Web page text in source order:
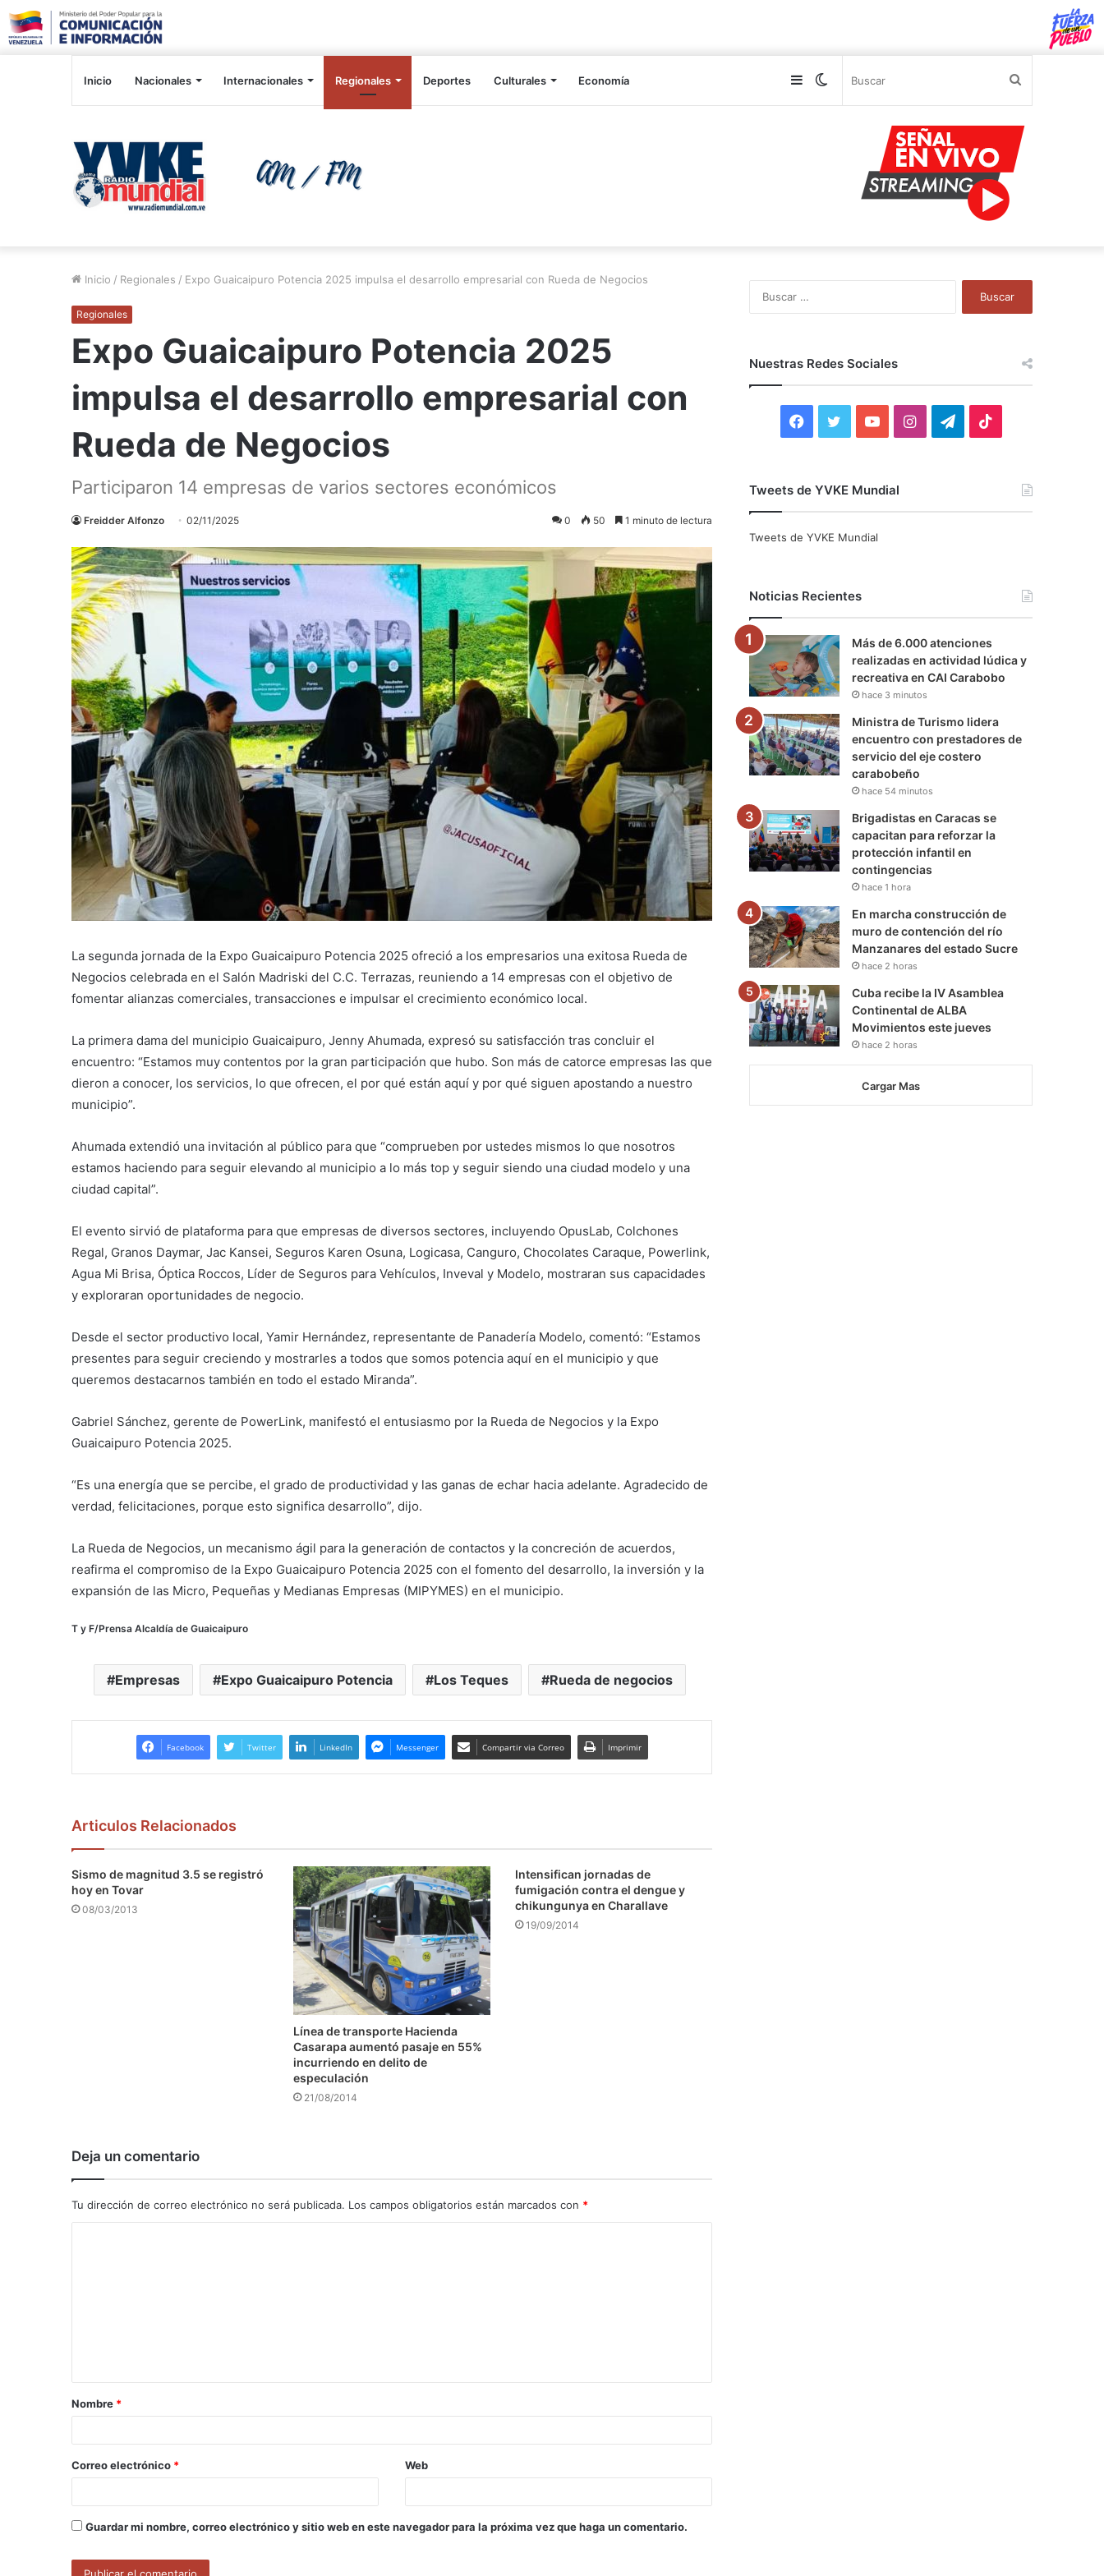
Inicio Nacionales Internacionales Regionales Deportes Culturales Economía Switch
Sidebar
Inicio / Regionales / Expo Guaicaipuro Potencia 2025 impulsa el desarrollo empresarial con Rueda de Negocios
Regionales
Expo Guaicaipuro Potencia 2025
impulsa el desarrollo empresarial con
Rueda de Negocios
Participaron 14 empresas de varios sectores económicos
Freidder Alfonzo 02/11/2025 0 50 1 minuto de lectura
La segunda jornada de la Expo Guaicaipuro Potencia 2025 ofreció a los empresarios una exitosa Rueda de
Negocios celebrada en el Salón Madriski del C.C. Terrazas, reuniendo a 14 empresas con el objetivo de
fomentar alianzas comerciales, transacciones e impulsar el crecimiento económico local.
La primera dama del municipio Guaicaipuro, Jenny Ahumada, expresó su satisfacción tras concluir el
encuentro: “Estamos muy contentos por la gran participación que hubo. Son más de catorce empresas las que
dieron a conocer, los servicios, lo que ofrecen, el por qué están aquí y por qué siguen apostando a nuestro
municipio”.
Ahumada extendió una invitación al público para que “comprueben por ustedes mismos lo que nosotros
estamos haciendo para seguir elevando al municipio a lo más top y seguir siendo una ciudad modelo y una
ciudad capital”.
El evento sirvió de plataforma para que empresas de diversos sectores, incluyendo OpusLab, Colchones
Regal, Granos Daymar, Jac Kansei, Seguros Karen Osuna, Logicasa, Canguro, Chocolates Caraque, Powerlink,
Agua Mi Brisa, Óptica Roccos, Líder de Seguros para Vehículos, Inveval y Modelo, mostraran sus capacidades
y exploraran oportunidades de negocio.
Desde el sector productivo local, Yamir Hernández, representante de Panadería Modelo, comentó: “Estamos
presentes para seguir creciendo y mostrarles a todos que somos potencia aquí en el municipio y que
queremos destacarnos también en todo el estado Miranda”.
Gabriel Sánchez, gerente de PowerLink, manifestó el entusiasmo por la Rueda de Negocios y la Expo
Guaicaipuro Potencia 2025.
“Es una energía que se percibe, el grado de productividad y las ganas de echar hacia adelante. Agradecido de
verdad, felicitaciones, porque esto significa desarrollo”, dijo.
La Rueda de Negocios, un mecanismo ágil para la generación de contactos y la concreción de acuerdos,
reafirma el compromiso de la Expo Guaicaipuro Potencia 2025 con el fomento del desarrollo, la inversión y la
expansión de las Micro, Pequeñas y Medianas Empresas (MIPYMES) en el municipio.
T y F/Prensa Alcaldía de Guaicaipuro
Empresas Expo Guaicaipuro Potencia Los Teques Rueda de negocios
Facebook Twitter LinkedIn Messenger Compartir via Correo Imprimir
Articulos Relacionados
Sismo de magnitud 3.5 se registró
hoy en Tovar
08/03/2013
Línea de transporte Hacienda
Casarapa aumentó pasaje en 55%
incurriendo en delito de
especulación
21/08/2014
Intensifican jornadas de
fumigación contra el dengue y
chikungunya en Charallave
19/09/2014
Deja un comentario
Tu dirección de correo electrónico no será publicada. Los campos obligatorios están marcados con *
a
r
*
Nombre *
Correo electrónico * Web
Guardar mi nombre, correo electrónico y sitio web en este navegador para la próxima vez que haga un comentario.
Nuestras Redes Sociales
F
c
o
k
i
r
Y
u
e
I
r
a
m
T
a
m
Tweets de YVKE Mundial
Tweets de YVKE Mundial
Noticias Recientes
Más de 6.000 atenciones
realizadas en actividad lúdica y
recreativa en CAI Carabobo
hace 3 minutos
Ministra de Turismo lidera
encuentro con prestadores de
servicio del eje costero
carabobeño
hace 54 minutos
Brigadistas en Caracas se
capacitan para reforzar la
protección infantil en
contingencias
hace 1 hora
En marcha construcción de
muro de contención del río
Manzanares del estado Sucre
hace 2 horas
Cuba recibe la IV Asamblea
Continental de ALBA
Movimientos este jueves
hace 2 horas
Cargar Mas